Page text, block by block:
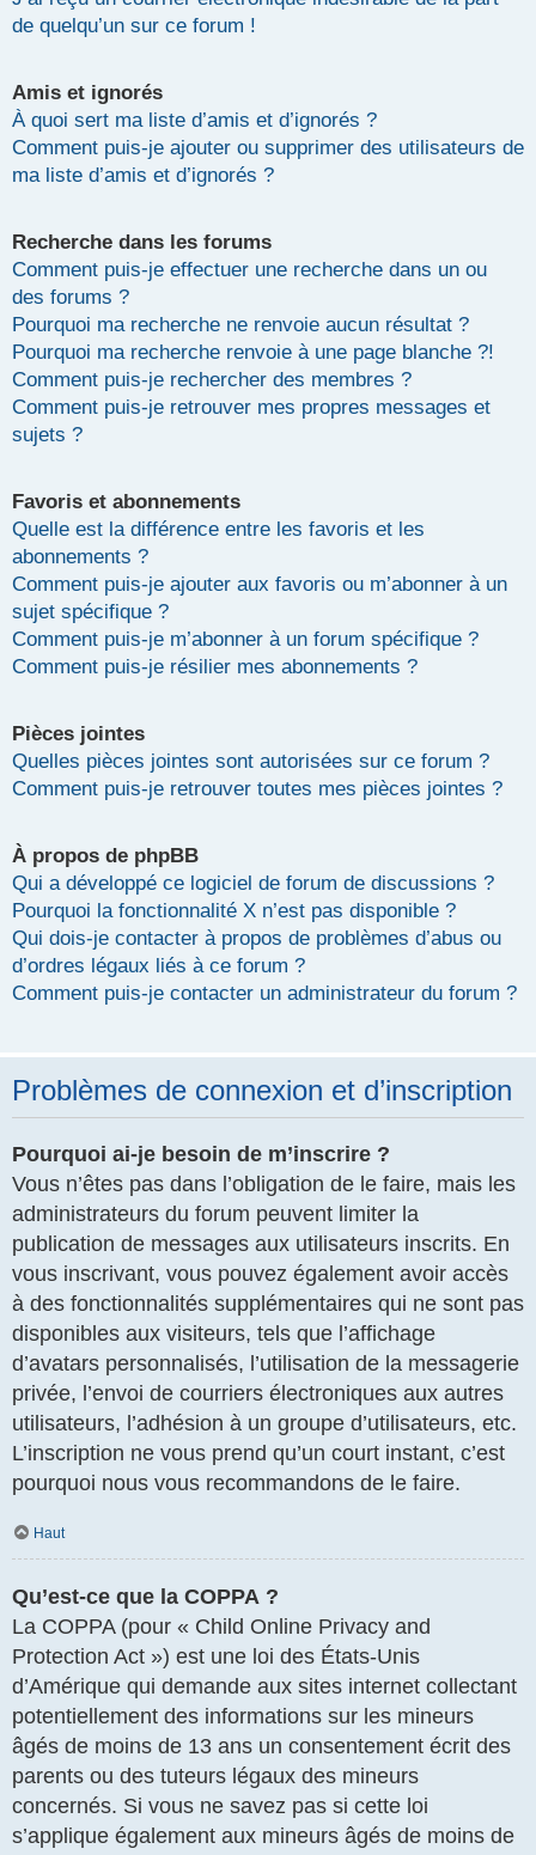
de quelqu’un sur ce forum !
Amis et ignorés
À quoi sert ma liste d’amis et d’ignorés ?
Comment puis-je ajouter ou supprimer des utilisateurs de
ma liste d’amis et d’ignorés ?
Recherche dans les forums
Comment puis-je effectuer une recherche dans un ou
des forums ?
Pourquoi ma recherche ne renvoie aucun résultat ?
Pourquoi ma recherche renvoie à une page blanche ?!
Comment puis-je rechercher des membres ?
Comment puis-je retrouver mes propres messages et
sujets ?
Favoris et abonnements
Quelle est la différence entre les favoris et les
abonnements ?
Comment puis-je ajouter aux favoris ou m’abonner à un
sujet spécifique ?
Comment puis-je m’abonner à un forum spécifique ?
Comment puis-je résilier mes abonnements ?
Pièces jointes
Quelles pièces jointes sont autorisées sur ce forum ?
Comment puis-je retrouver toutes mes pièces jointes ?
À propos de phpBB
Qui a développé ce logiciel de forum de discussions ?
Pourquoi la fonctionnalité X n’est pas disponible ?
Qui dois-je contacter à propos de problèmes d’abus ou
d’ordres légaux liés à ce forum ?
Comment puis-je contacter un administrateur du forum ?
Problèmes de connexion et d’inscription
Pourquoi ai-je besoin de m’inscrire ?
Vous n’êtes pas dans l’obligation de le faire, mais les
administrateurs du forum peuvent limiter la
publication de messages aux utilisateurs inscrits. En
vous inscrivant, vous pouvez également avoir accès
à des fonctionnalités supplémentaires qui ne sont pas
disponibles aux visiteurs, tels que l’affichage
d’avatars personnalisés, l’utilisation de la messagerie
privée, l’envoi de courriers électroniques aux autres
utilisateurs, l’adhésion à un groupe d’utilisateurs, etc.
L’inscription ne vous prend qu’un court instant, c’est
pourquoi nous vous recommandons de le faire.
Haut
Qu’est-ce que la COPPA ?
La COPPA (pour « Child Online Privacy and
Protection Act ») est une loi des États-Unis
d’Amérique qui demande aux sites internet collectant
potentiellement des informations sur les mineurs
âgés de moins de 13 ans un consentement écrit des
parents ou des tuteurs légaux des mineurs
concernés. Si vous ne savez pas si cette loi
s’applique également aux mineurs âgés de moins de